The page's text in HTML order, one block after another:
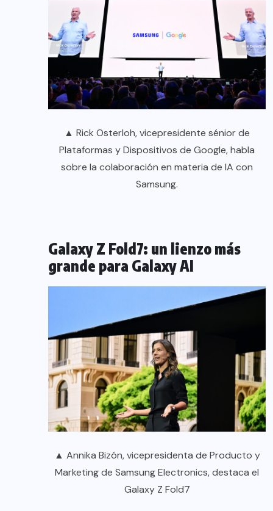
▲ Rick Osterloh, vicepresidente sénior de
Plataformas y Dispositivos de Google, habla
sobre la colaboración en materia de IA con
Samsung.
Galaxy Z Fold7: un lienzo más
grande para Galaxy AI
▲ Annika Bizón, vicepresidenta de Producto y
Marketing de Samsung Electronics, destaca el
Galaxy Z Fold7